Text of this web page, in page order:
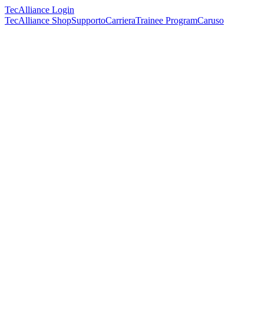
TecAlliance Login
TecAlliance ShopSupportoCarrieraTrainee ProgramCaruso